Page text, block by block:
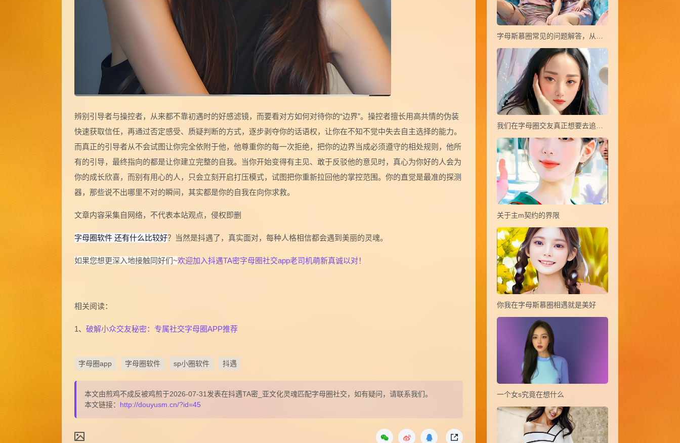
辨别引导者与操控者，从来都不靠初遇时的好感滤镜，而要看对方如何对待你的“边界”。操控者擅长用高共情的伪装
快速获取信任，再通过否定感受、质疑判断的方式，逐步剥夺你的话语权，让你在不知不觉中失去自主选择的能力。
而真正的引导者从不会试图让你完全依附于他，他尊重你的每一次拒绝，把你的边界当成必须遵守的相处规则，他所
有的引导，最终指向的都是让你建立完整的自我。当你开始变得有主见、敢于反驳他的意见时，真心为你好的人会为
你的成长欣喜，而别有用心的人，只会立刻开启打压模式，试图把你重新拉回他的掌控范围。你的直觉是最准的探测
器，那些说不出哪里不对的瞬间，其实都是你的自我在向你求救。
文章内容采集自网络，不代表本站观点，侵权即删
字母圈软件 还有什么比较好？当然是抖遇了，真实面对，每种人格相信都会遇到美丽的灵魂。
如果您想更深入地接触同好们~欢迎加入抖遇TA密字母圈社交app老司机萌新真诚以对！
相关阅读：
1、 破解小众交友秘密：专属社交字母圈APP推荐
字母圈app 字母圈软件 sp小圈软件 抖遇
本文由煎鸡不成反被鸡煎于2026-07-31发表在抖遇TA密_亚文化灵魂匹配字母圈社交，如有疑问，请联系我们。
本文链接： http://douyusm.cn/?id=45
关于主m契约的界限
你我在字母斯慕圈相遇就是美好
一个女s究竟在想什么